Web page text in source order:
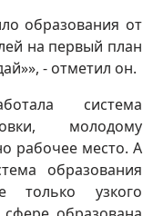
образования от
на первый план
- отметил он.
система
молодому
рабочее место. А
образования
только узкого